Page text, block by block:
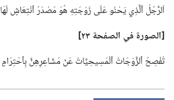
اَلرَّجُلُ ٱلَّذِي يَحْنُو عَلَى زَوْجَتِهِ هُوَ مَصْدَرُ ٱنْتِعَاشٍ لَهَا
‏[الصورة في الصفحة ٢٣]‏
تُفْصِحُ ٱلزَّوْجَاتُ ٱلْمَسِيحِيَّاتُ عَنْ مَشَاعِرِهِنَّ بِٱحْتِرَامٍ